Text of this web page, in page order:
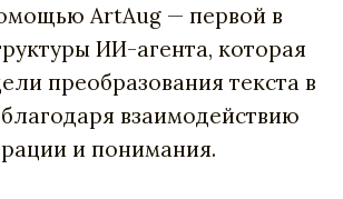
ArtAug — первой в
ИИ-агента, которая
преобразования текста в
взаимодействию
и понимания.